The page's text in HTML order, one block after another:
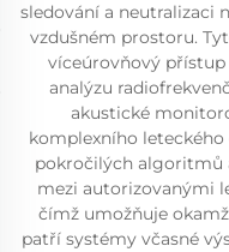
sledování a neutralizaci
vzdušném prostoru.
víceúrovňový
analýzu
akustické
komplexního leteckého
pokročilých algoritmů
mezi autorizovanými
čímž umožňuje
patří systémy včasné